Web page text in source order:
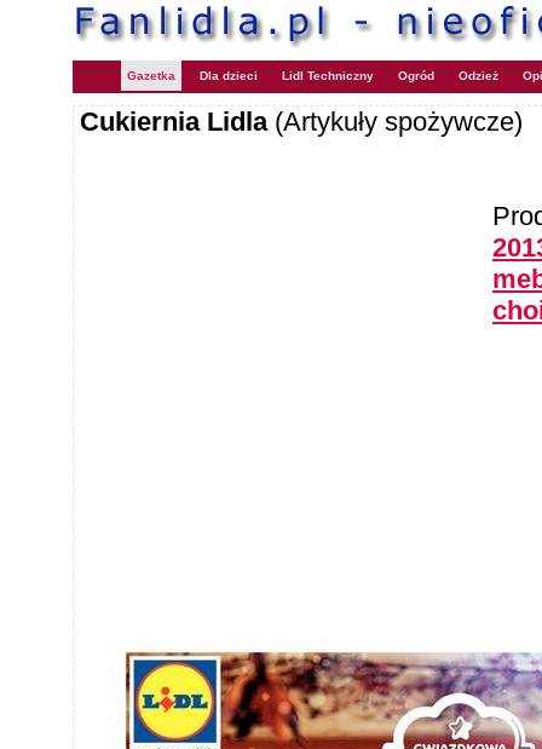
Gazetka Dla dzieci Lidl Techniczny Ogród Odzież
Cukiernia Lidla (Artykuły spożywcze)